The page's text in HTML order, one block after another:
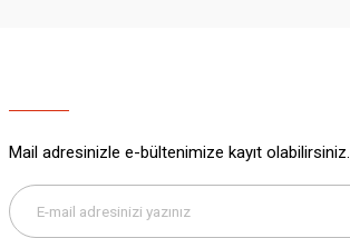
Mail adresinizle e-bültenimize kayıt olabilirsiniz.